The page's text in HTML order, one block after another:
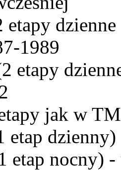
etapy
1989
etapy
jak w
etap
etap nocny)